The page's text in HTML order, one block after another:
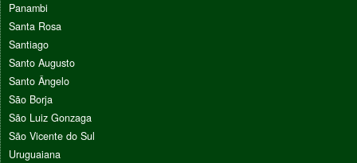
Panambi
Santa Rosa
Santiago
Santo Augusto
Santo Ângelo
São Borja
São Luiz Gonzaga
São Vicente do Sul
Uruguaiana